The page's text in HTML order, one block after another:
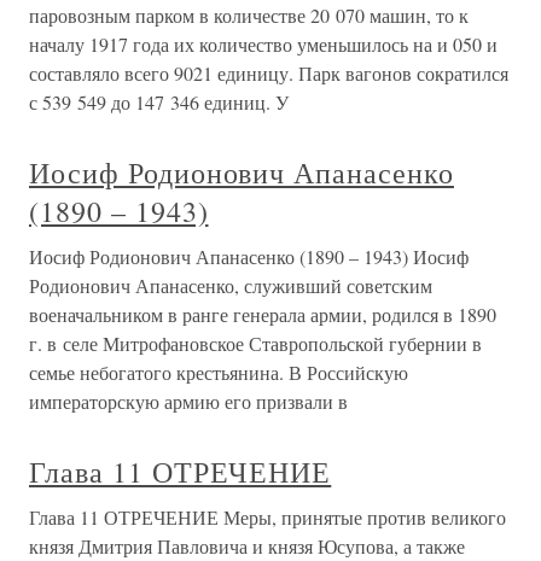
паровозным парком в количестве 20 070 машин, то к
началу 1917 года их количество уменьшилось на и 050 и
составляло всего 9021 единицу. Парк вагонов сократился
с 539 549 до 147 346 единиц. У
Иосиф Родионович Апанасенко
(1890 – 1943)
Иосиф Родионович Апанасенко (1890 – 1943) Иосиф
Родионович Апанасенко, служивший советским
военачальником в ранге генерала армии, родился в 1890
г. в селе Митрофановское Ставропольской губернии в
семье небогатого крестьянина. В Российскую
императорскую армию его призвали в
Глава 11 ОТРЕЧЕНИЕ
Глава 11 ОТРЕЧЕНИЕ Меры, принятые против великого
князя Дмитрия Павловича и князя Юсупова, а также